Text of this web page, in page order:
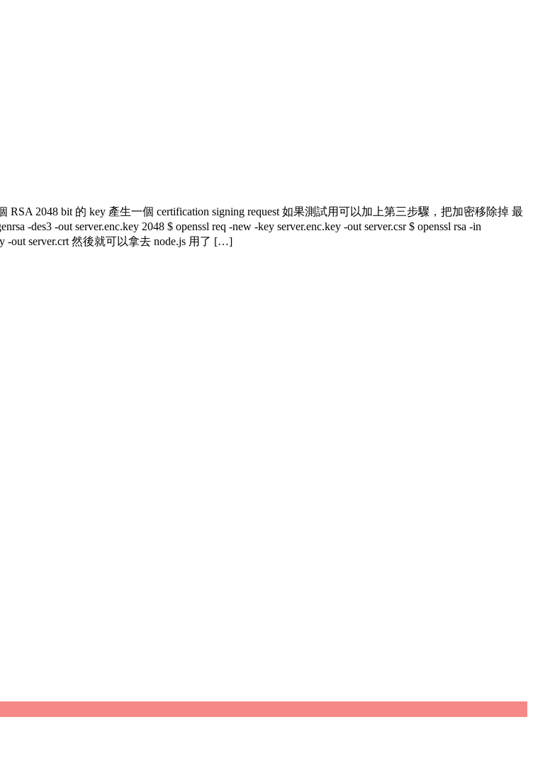
RSA 2048 bit 的 key 產生一個 certification signing request 如果測試用可以加上第三步驟，把加密移除掉 最
-des3 -out server.enc.key 2048 $ openssl req -new -key server.enc.key -out server.csr $ openssl rsa -in
-out server.crt 然後就可以拿去 node.js 用了 […]